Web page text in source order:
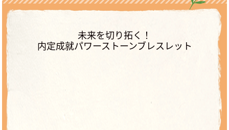
未来を切り拓く！
内定成就パワーストーンブレスレット